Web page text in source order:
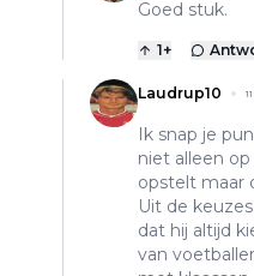
Goed stuk.
1+
Laudrup10
Ik snap je
niet alleen
opstelt maar
Uit de
dat hij altijd
van